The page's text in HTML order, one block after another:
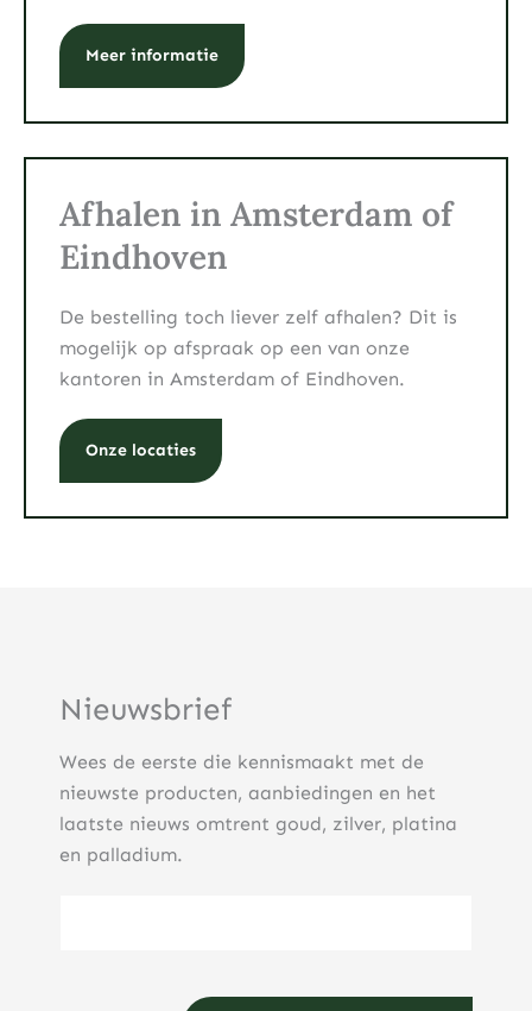
Meer informatie
Afhalen in Amsterdam of
Eindhoven
De bestelling toch liever zelf afhalen? Dit is
mogelijk op afspraak op een van onze
kantoren in Amsterdam of Eindhoven.
Onze locaties
Nieuwsbrief
Wees de eerste die kennismaakt met de
nieuwste producten, aanbiedingen en het
laatste nieuws omtrent goud, zilver, platina
en palladium.